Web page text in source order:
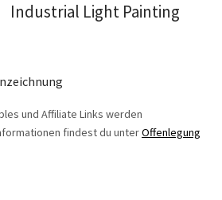
Industrial Light Painting
und Affiliate Links werden
findest du unterOffenlegung